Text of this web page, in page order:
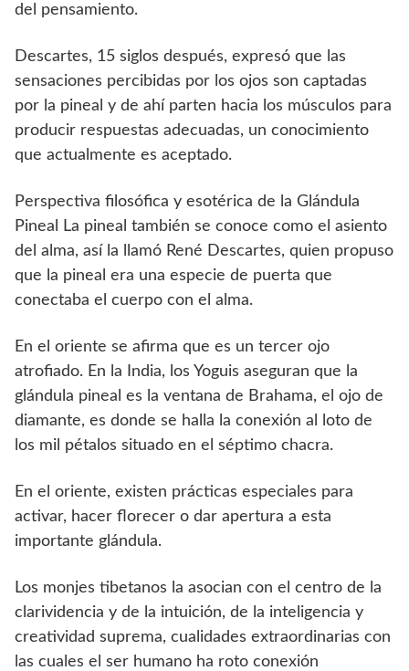
del pensamiento.
Descartes, 15 siglos después, expresó que las
sensaciones percibidas por los ojos son captadas
por la pineal y de ahí parten hacia los músculos para
producir respuestas adecuadas, un conocimiento
que actualmente es aceptado.
Perspectiva filosófica y esotérica de la Glándula
Pineal La pineal también se conoce como el asiento
del alma, así la llamó René Descartes, quien propuso
que la pineal era una especie de puerta que
conectaba el cuerpo con el alma.
En el oriente se afirma que es un tercer ojo
atrofiado. En la India, los Yoguis aseguran que la
glándula pineal es la ventana de Brahama, el ojo de
diamante, es donde se halla la conexión al loto de
los mil pétalos situado en el séptimo chacra.
En el oriente, existen prácticas especiales para
activar, hacer florecer o dar apertura a esta
importante glándula.
Los monjes tibetanos la asocian con el centro de la
clarividencia y de la intuición, de la inteligencia y
creatividad suprema, cualidades extraordinarias con
las cuales el ser humano ha roto conexión